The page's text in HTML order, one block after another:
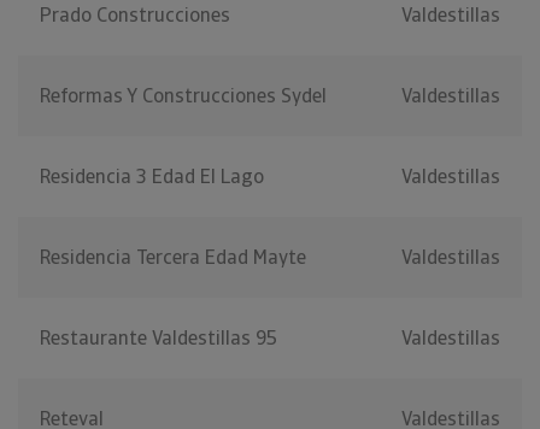
Prado Construcciones Valdestillas
Reformas Y Construcciones Sydel Valdestillas
Residencia 3 Edad El Lago Valdestillas
Residencia Tercera Edad Mayte Valdestillas
Restaurante Valdestillas 95 Valdestillas
Reteval Valdestillas